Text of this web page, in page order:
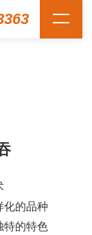
化的品种
特的特色